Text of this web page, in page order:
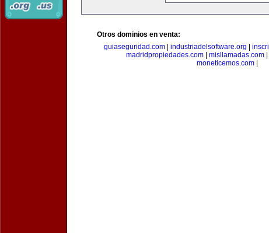
Otros dominios en venta:
guiaseguridad.com| industriadelsoftware.org
madridpropiedades.com| misllamadas.com|
moneticemos.com|